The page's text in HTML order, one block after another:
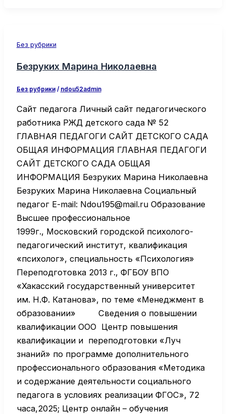
Без рубрики
Безруких Марина Николаевна
Без рубрики/ ndou52admin
Сайт педагога Личный сайт педагогического
работника РЖД детского сада № 52
ГЛАВНАЯ ПЕДАГОГИ САЙТ ДЕТСКОГО САДА
ОБЩАЯ ИНФОРМАЦИЯ ГЛАВНАЯ ПЕДАГОГИ
САЙТ ДЕТСКОГО САДА ОБЩАЯ
ИНФОРМАЦИЯ Безруких Марина Николаевна
Безруких Марина Николаевна Социальный
педагог E-mail: Ndou195@mail.ru Образование
Высшее профессиональное
1999г., Московский городской психолого-
педагогический институт, квалификация
«психолог», специальность «Психология»
Переподготовка 2013 г., ФГБОУ ВПО
«Хакасский государственный университет
им. Н.Ф. Катанова», по теме «Менеджмент в
образовании» Сведения о повышении
квалификации ООО Центр повышения
квалификации и переподготовки «Луч
знаний» по программе дополнительного
профессионального образования «Методика
и содержание деятельности социального
педагога в условиях реализации ФГОС», 72
часа,2025; Центр онлайн – обучения